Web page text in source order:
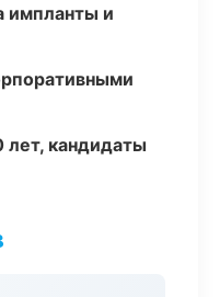
импланты и
лет, кандидаты